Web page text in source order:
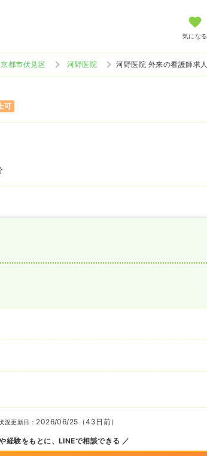
気になる
京都市伏見区 河野医院 河野医院 外来の看護師求人
可
況更新日： 2026/06/25（43日前）
経験をもとに、LINEで相談できる